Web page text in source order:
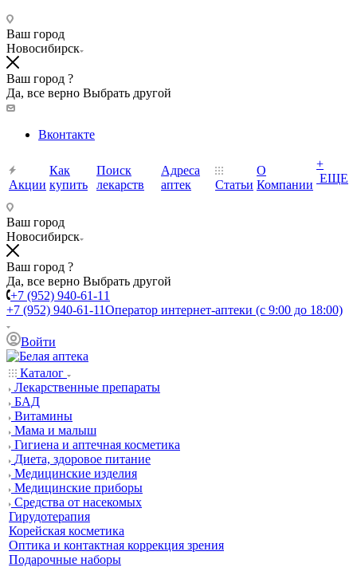
Ваш город
Новосибирск
Ваш город ?
Да, все верно Выбрать другой
Вконтакте
Акции
Как
купить
Поиск
лекарств
Адреса
аптек
Статьи
О
Компании
+
ЕЩЕ
Ваш город
Новосибирск
Ваш город ?
Да, все верно Выбрать другой
+7 (952) 940-61-11
+7 (952) 940-61-11Оператор интернет-аптеки (с 9:00 до 18:00)
Войти
Каталог
Лекарственные препараты
БАД
Витамины
Мама и малыш
Гигиена и аптечная косметика
Диета, здоровое питание
Медицинские изделия
Медицинские приборы
Средства от насекомых
Гирудотерапия
Корейская косметика
Оптика и контактная коррекция зрения
Подарочные наборы